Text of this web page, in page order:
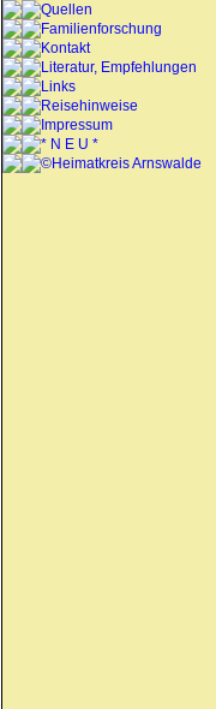
Quellen
Familienforschung
Kontakt
Literatur, Empfehlungen
Links
Reisehinweise
Impressum
* N E U *
©Heimatkreis Arnswalde